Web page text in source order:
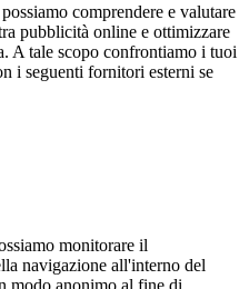
comprendere e valutare
pubblicità online e ottimizzare
A tale scopo confrontiamo i tuoi
i seguenti fornitori esterni se
monitorare il
navigazione all'interno del
modo anonimo al fine di